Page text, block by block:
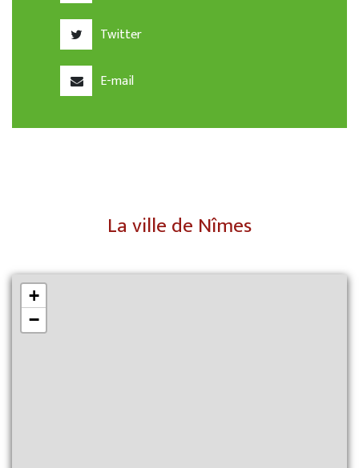
Twitter
E-mail
La ville de Nîmes
+
−